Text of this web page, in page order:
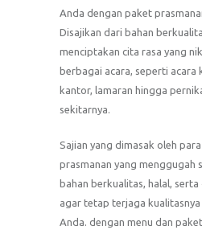
Anda dengan paket
Disajikan dari bahan
menciptakan cita rasa yang
berbagai acara, seperti acara
kantor, lamaran hingga
sekitarnya.
Sajian yang dimasak oleh
prasmanan yang menggugah
bahan berkualitas, halal,
agar tetap terjaga kualitasnya
Anda. dengan menu dan